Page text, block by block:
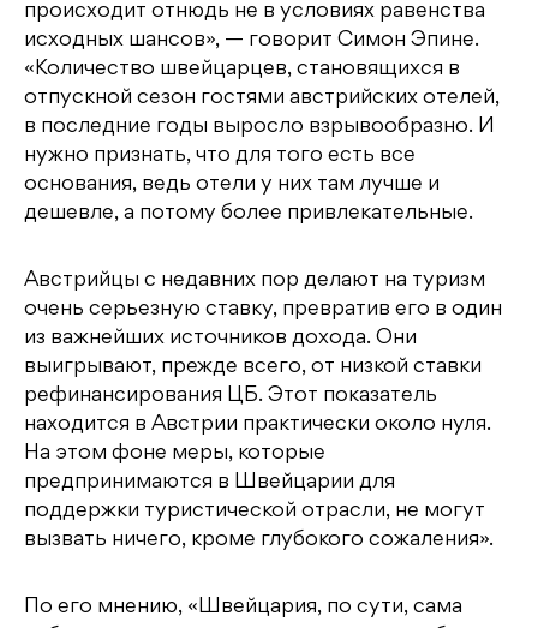
происходит отнюдь не в условиях равенства
исходных шансов», — говорит Симон Эпине.
«Количество швейцарцев, становящихся в
отпускной сезон гостями австрийских отелей,
в последние годы выросло взрывообразно. И
нужно признать, что для того есть все
основания, ведь отели у них там лучше и
дешевле, а потому более привлекательные.
Австрийцы с недавних пор делают на туризм
очень серьезную ставку, превратив его в один
из важнейших источников дохода. Они
выигрывают, прежде всего, от низкой ставки
рефинансирования ЦБ. Этот показатель
находится в Австрии практически около нуля.
На этом фоне меры, которые
предпринимаются в Швейцарии для
поддержки туристической отрасли, не могут
вызвать ничего, кроме глубокого сожаления».
По его мнению, «Швейцария, по сути, сама